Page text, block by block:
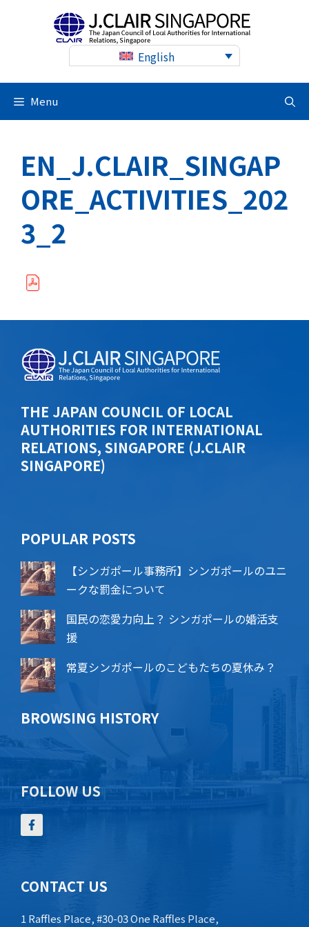
English
Menu
EN_J.CLAIR_SINGAP
ORE_ACTIVITIES_202
3_2
THE JAPAN COUNCIL OF LOCAL
AUTHORITIES FOR INTERNATIONAL
RELATIONS, SINGAPORE (J.CLAIR
SINGAPORE)
POPU​​LAR POSTS
【シンガポール事務所】シンガポールのユニ
ークな罰金について
国民の恋愛力向上？ シンガポールの婚活支
援
常夏シンガポールのこどもたちの夏休み？
BROWSING HISTORY
FOLLOW US
CONTACT US
1 Raffles Place, #30-03 One Raffles Place,